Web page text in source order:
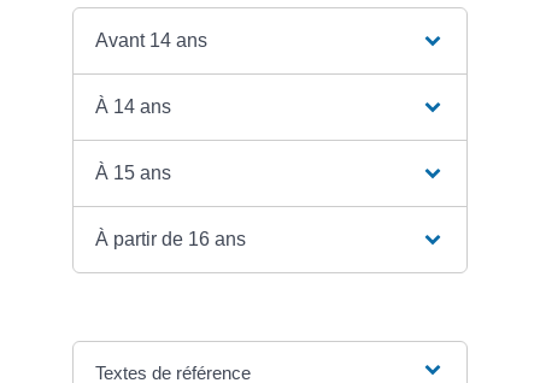
Avant 14 ans
À 14 ans
À 15 ans
À partir de 16 ans
Textes de référence